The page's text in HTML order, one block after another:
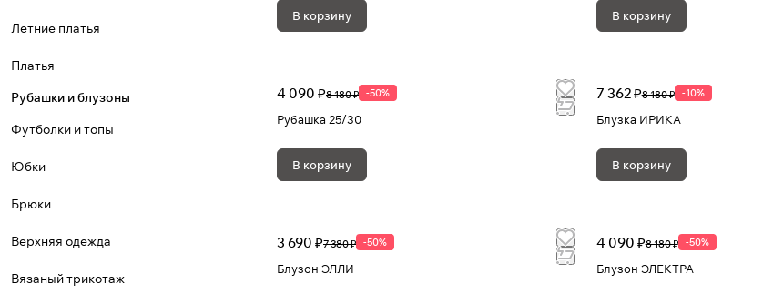
В корзину В корзину
4 090 ₽8 180 ₽ -50%
Рубашка 25/30
В корзину
7 362 ₽8 180 ₽ -10%
Блузка ИРИКА
В корзину
3 690 ₽7 380 ₽ -50%
Блузон ЭЛЛИ
4 090 ₽8 180 ₽ -50%
Блузон ЭЛЕКТРА
Летние платья
Платья
Рубашки и блузоны
Футболки и топы
Юбки
Брюки
Верхняя одежда
Вязаный трикотаж